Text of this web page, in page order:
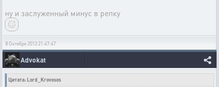
ну и заслуженный минус в репку
8 Октября 2013 21:47:47
Advokat
Цитата: Lord_Krovosos